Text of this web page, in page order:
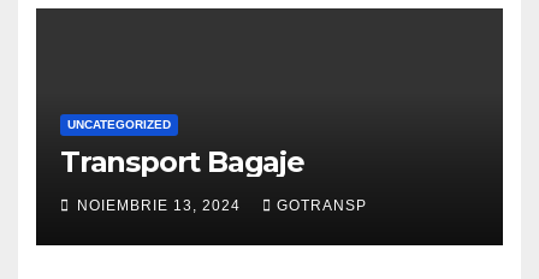
UNCATEGORIZED
Transport Bagaje
NOIEMBRIE 13, 2024 GOTRANSP